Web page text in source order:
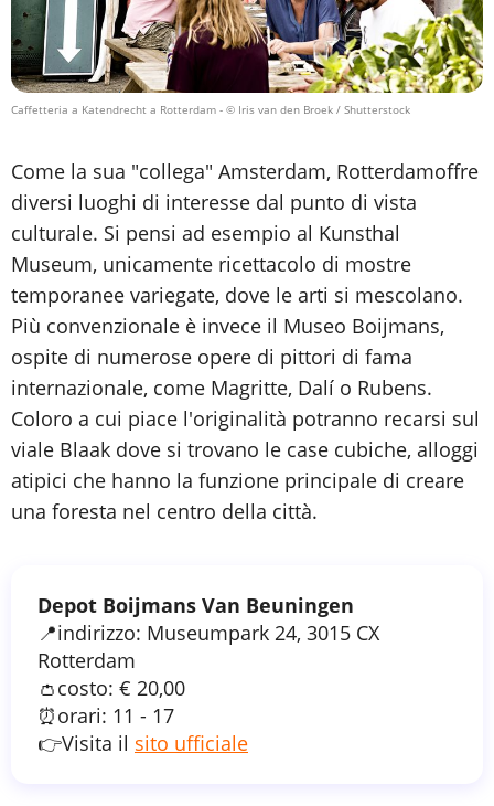
Caffetteria a Katendrecht a Rotterdam - © Iris van den Broek / Shutterstock
Come la sua "collega" Amsterdam, Rotterdamoffre
diversi luoghi di interesse dal punto di vista
culturale. Si pensi ad esempio al Kunsthal
Museum, unicamente ricettacolo di mostre
temporanee variegate, dove le arti si mescolano.
Più convenzionale è invece il Museo Boijmans,
ospite di numerose opere di pittori di fama
internazionale, come Magritte, Dalí o Rubens.
Coloro a cui piace l'originalità potranno recarsi sul
viale Blaak dove si trovano le case cubiche, alloggi
atipici che hanno la funzione principale di creare
una foresta nel centro della città.
Depot Boijmans Van Beuningen
📍indirizzo: Museumpark 24, 3015 CX
Rotterdam
👛costo: € 20,00
⏰orari: 11 - 17
👉Visita il sito ufficiale